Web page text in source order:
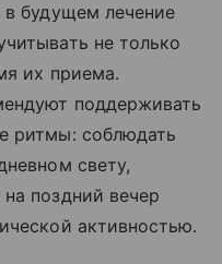
в будущем лечение
не только
их приема.
поддерживать
ритмы: соблюдать
свету,
поздний вечер
активностью.